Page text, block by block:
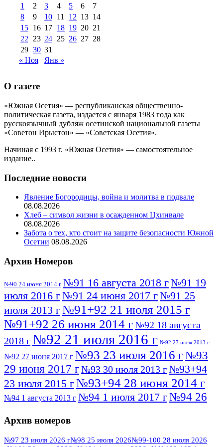
августа 2013 г (12)
1
2 3 4 5 6
7
8
9 10 11 12 13 14
15 16 17 18 19 20 21
22 23 24 25 26 27 28
29 30 31
« Ноя
Янв »
О газете
«Южная Осетия» — республиканская общественно-
политическая газета, издается с января 1983 года как
русскоязычный дубляж осетинской национальной газеты
«Советон Ирыстон» — «Советская Осетия».
Начиная с 1993 г. «Южная Осетия» — самостоятельное
издание..
Последние новости
Явление Богородицы, война и молитва в подвале
08.08.2026
Хлеб – символ жизни в осажденном Цхинвале
08.08.2026
Забота о тех, кто стоит на защите безопасности Южной
Осетии 08.08.2026
Архив Номеров
№90 24 июня 2014 г №91 16 августа 2018 г№91 19
июля 2016 г№91 24 июня 2017 г№91 25
июля 2013 г№91+92 21 июля 2015 г
№91+92 26 июня 2014 г№92 18 августа
2018 г№92 21 июля 2016 г №92 27 июля 2013 г
№92 27 июня 2017 г №93 23 июля 2016 г№93
29 июня 2017 г№93 30 июля 2013 г№93+94
23 июля 2015 г№93+94 28 июня 2014 г
№94 1 августа 2013 г №94 1 июля 2017 г№94 26
№95 7 августа 2012 г
№95 28 июля 2016 г №95+96 3 августа
Архив номеров
№97 23 июля 2026 г№98 25 июля 2026№99-100 28 июля 2026